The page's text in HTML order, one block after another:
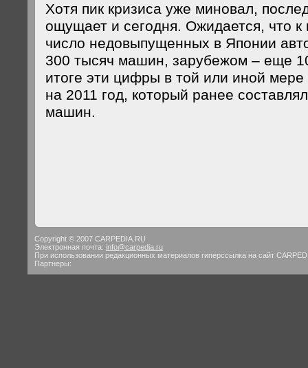
Хотя пик кризиса уже миновал,
ощущает и сегодня. Ожидается, что
число недовыпущенных в Японии
300 тысяч машин, зарубежом – еще
итоге эти цифры в той или иной мере
на 2011 год, который ранее
машин.
Copyright © 2007 CARPEDIA.RU
Электронная почта: info@carpedia.ru
При использовании редакционных материалов гиперссылка на сайт
Партнеры: